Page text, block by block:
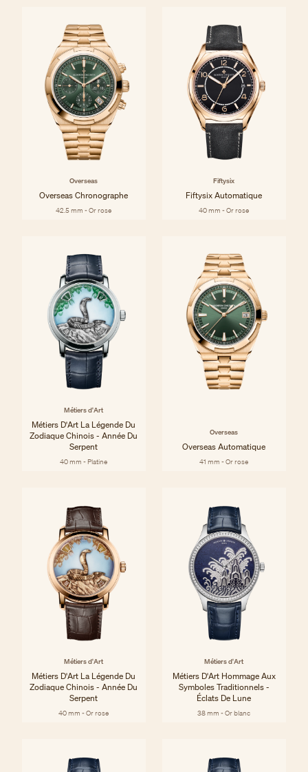
Overseas
Overseas Chronographe
42.5 mm - Or rose
Fiftysix
Fiftysix Automatique
40 mm - Or rose
Métiers d'Art
Métiers D'Art La Légende Du
Zodiaque Chinois - Année Du
Serpent
40 mm - Platine
Overseas
Overseas Automatique
41 mm - Or rose
Métiers d'Art
Métiers D'Art La Légende Du
Zodiaque Chinois - Année Du
Serpent
40 mm - Or rose
Métiers d'Art
Métiers D'Art Hommage Aux
Symboles Traditionnels -
Éclats De Lune
38 mm - Or blanc